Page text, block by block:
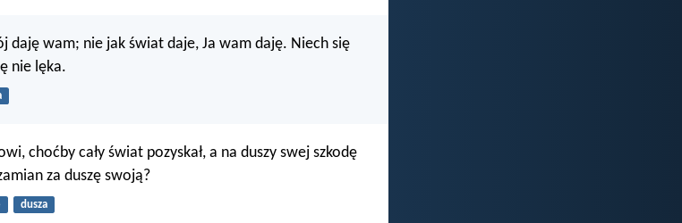
daję wam; nie jak świat daje, Ja wam daję. Niech się
nie lęka.
choćby cały świat pozyskał, a na duszy swej szkodę
za duszę swoją?
dusza